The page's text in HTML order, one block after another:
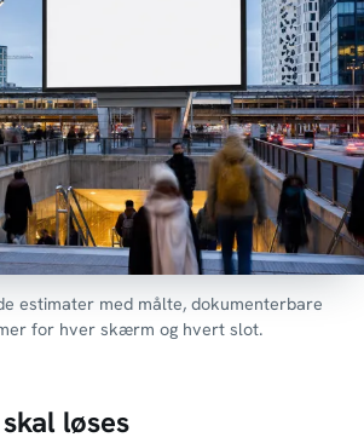
estimater med målte, dokumenterbare
for hver skærm og hvert slot.
løses